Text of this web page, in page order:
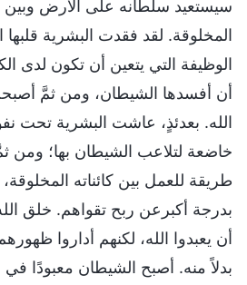
سيستعيد سلطانه على الأرض وبين
المخلوقة. لقد فقدت البشرية قلبها
الوظيفة التي يتعين أن تكون لدى
أن أفسدها الشيطان، ومن ثمَّ
الله. بعدئذٍ، عاشت البشرية تحت
خاضعة لتلاعب الشيطان بها؛ ومن
طريقة للعمل بين كائناته
بدرجة أكبرعن ربح تقواهم. خلق
أن يعبدوا الله، لكنهم أداروا
بدلاً منه. أصبح الشيطان معبودًا